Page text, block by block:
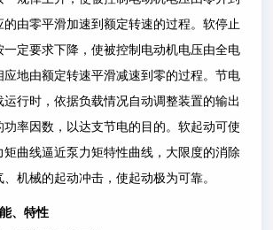
的由零平滑加速到额定转速的过程。软停止
一定要求下降，使被控制电动机电压由全电
应地由额定转速平滑减速到零的过程。节电
行时，依据负载情况自动调整装置的输出
功率因数，以达支节电的目的。软起动可使
矩曲线逼近泵力矩特性曲线，大限度的消除
机械的起动冲击，使起动极为可靠。
、特性